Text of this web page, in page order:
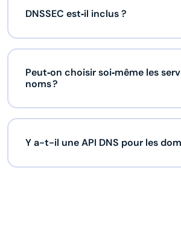
DNSSEC est‑il inclus ?
Peut‑on choisir soi‑même les
noms ?
Y a-t-il une API DNS pour les